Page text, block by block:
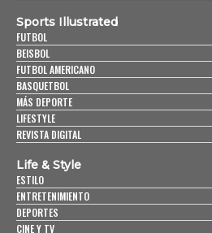
Sports Illustrated
FUTBOL
BEISBOL
FUTBOL AMERICANO
BASQUETBOL
MÁS DEPORTE
LIFESTYLE
REVISTA DIGITAL
Life & Style
ESTILO
ENTRETENIMIENTO
DEPORTES
CINE Y TV